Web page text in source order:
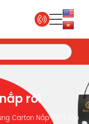
rời
Carton Nắp Rời 7 Lớp